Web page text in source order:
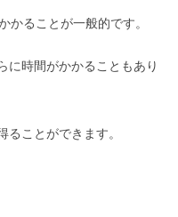
かることが一般的です。
に時間がかかることもあり
ることができます。